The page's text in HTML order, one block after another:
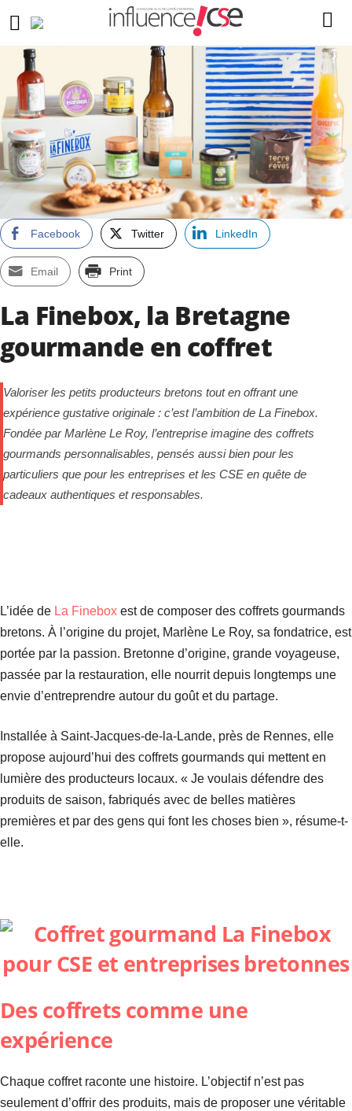
Facebook Twitter LinkedIn
Email Print
La Finebox, la Bretagne
gourmande en coffret
Valoriser les petits producteurs bretons tout en offrant une
expérience gustative originale : c’est l’ambition de La Finebox.
Fondée par Marlène Le Roy, l’entreprise imagine des coffrets
gourmands personnalisables, pensés aussi bien pour les
particuliers que pour les entreprises et les CSE en quête de
cadeaux authentiques et responsables.
L’idée de La Finebox est de composer des coffrets gourmands
bretons. À l’origine du projet, Marlène Le Roy, sa fondatrice, est
portée par la passion. Bretonne d’origine, grande voyageuse,
passée par la restauration, elle nourrit depuis longtemps une
envie d’entreprendre autour du goût et du partage.
Installée à Saint-Jacques-de-la-Lande, près de Rennes, elle
propose aujourd’hui des coffrets gourmands qui mettent en
lumière des producteurs locaux. « Je voulais défendre des
produits de saison, fabriqués avec de belles matières
premières et par des gens qui font les choses bien », résume-t-
elle.
Des coffrets comme une
expérience
Chaque coffret raconte une histoire. L’objectif n’est pas
seulement d’offrir des produits, mais de proposer une véritable